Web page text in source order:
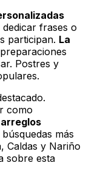
frases o
participan. La
Postres y
como
más
Caldas y Nariño
sobre esta